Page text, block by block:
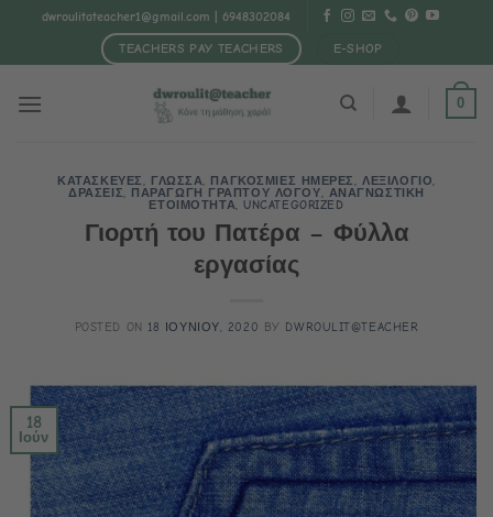
Μετάβαση
περιεχόμενο
dwroulitateacher1@gmail.com | 6948302084
TEACHERS PAY TEACHERS E-SHOP
0
ΚΑΤΑΣΚΕΥΕΣ, ΓΛΩΣΣΑ, ΠΑΓΚΟΣΜΙΕΣ ΗΜΕΡΕΣ,ΛΕΞΙΛΟΓΙΟ,
ΔΡΑΣΕΙΣ, ΠΑΡΑΓΩΓΗ ΓΡΑΠΤΟΥ ΛΟΓΟΥ, ΑΝΑΓΝΩΣΤΙΚΗ
ΕΤΟΙΜΟΤΗΤΑ,UNCATEGORIZED
Γιορτή του Πατέρα – Φύλλα
εργασίας
POSTED ON 18 ΙΟΥΝΙΟΥ, 2020 BY DWROULIT@TEACHER
18
Ιούν